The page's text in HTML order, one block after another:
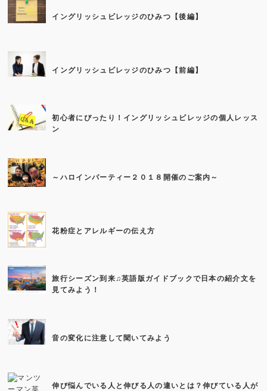
イングリッシュビレッジのひみつ【後編】
イングリッシュビレッジのひみつ【前編】
初心者にぴったり！イングリッシュビレッジの個人レッス
ン
～ハロインパーティー２０１８開催のご案内～
花粉症とアレルギーの伝え方
旅行シーズン到来♫英語版ガイドブックで日本の紹介文を
見てみよう！
音の変化に注意して聞いてみよう
伸び悩んでいる人と伸びる人の違いとは？伸びている人が